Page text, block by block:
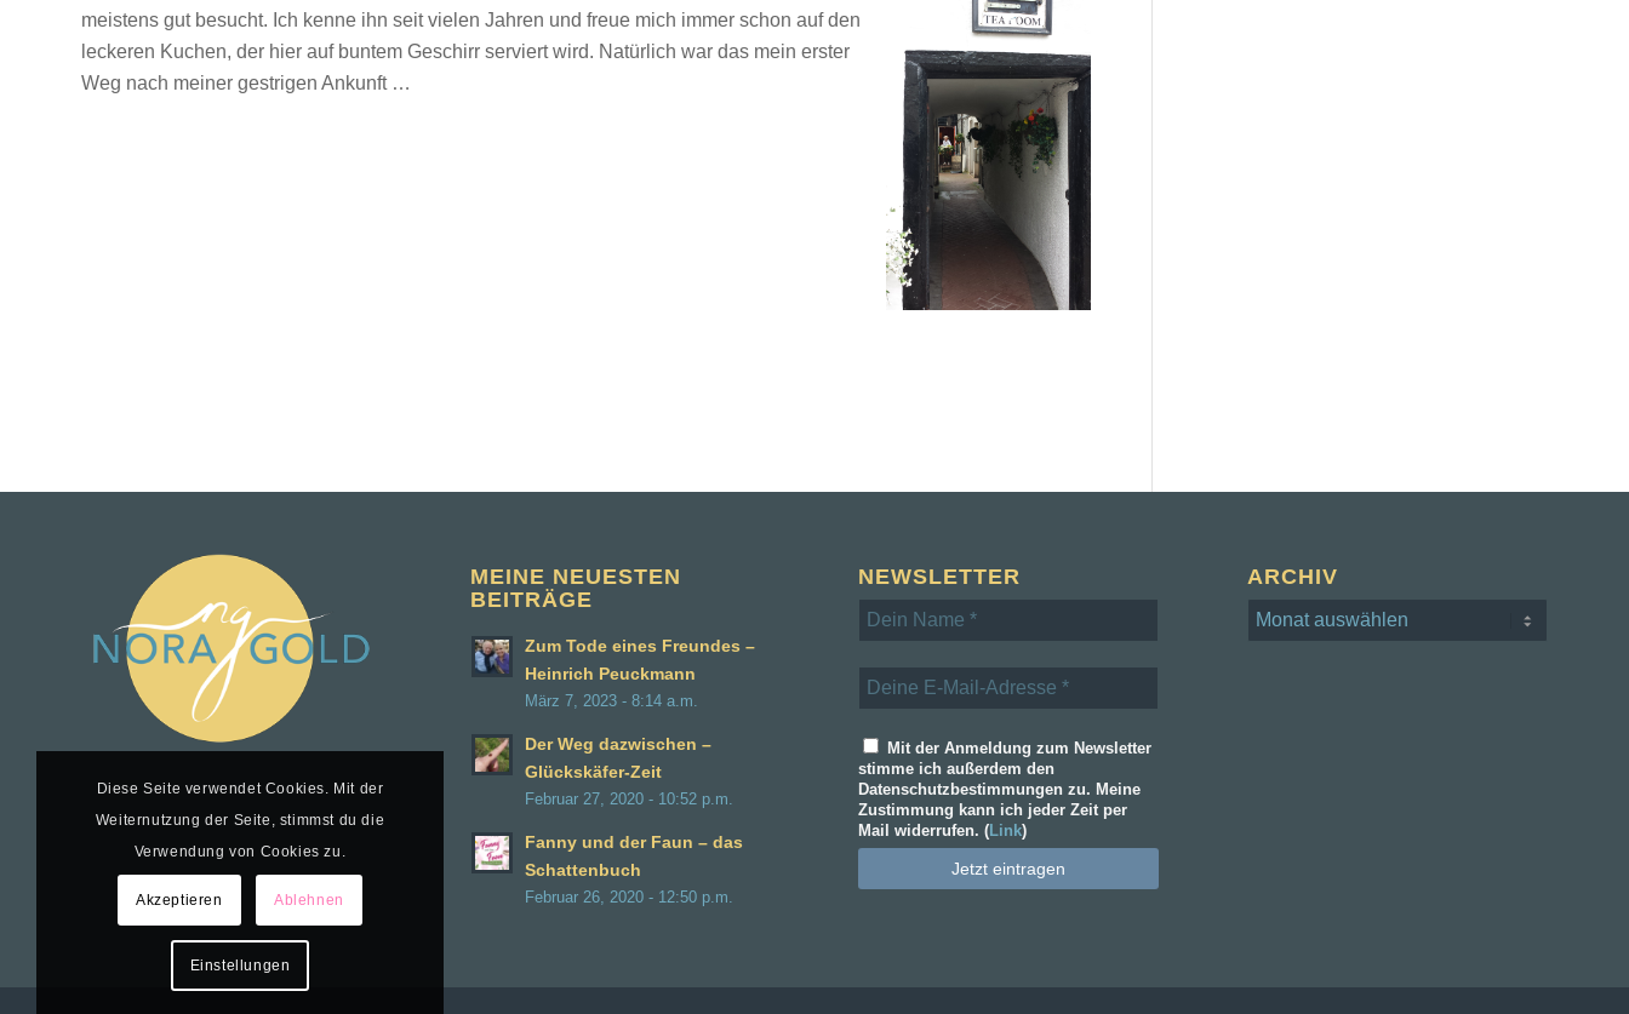
meistens gut besucht. Ich kenne ihn seit vielen Jahren und freue mich immer schon auf den
leckeren Kuchen, der hier auf buntem Geschirr serviert wird. Natürlich war das mein erster
Weg nach meiner gestrigen Ankunft …
MEINE NEUESTEN
BEITRÄGE
Zum Tode eines Freundes –
Heinrich Peuckmann
März 7, 2023 - 8:14 a.m.
Der Weg dazwischen –
Glückskäfer-Zeit
Februar 27, 2020 - 10:52 p.m.
Fanny und der Faun – das
Schattenbuch
Februar 26, 2020 - 12:50 p.m.
NEWSLETTER
Mit der Anmeldung zum Newsletter
stimme ich außerdem den
Datenschutzbestimmungen zu. Meine
Zustimmung kann ich jeder Zeit per
Mail widerrufen. (Link)
ARCHIV
Diese Seite verwendet Cookies. Mit der
Weiternutzung der Seite, stimmst du die
Verwendung von Cookies zu.
Akzeptieren Ablehnen
Einstellungen